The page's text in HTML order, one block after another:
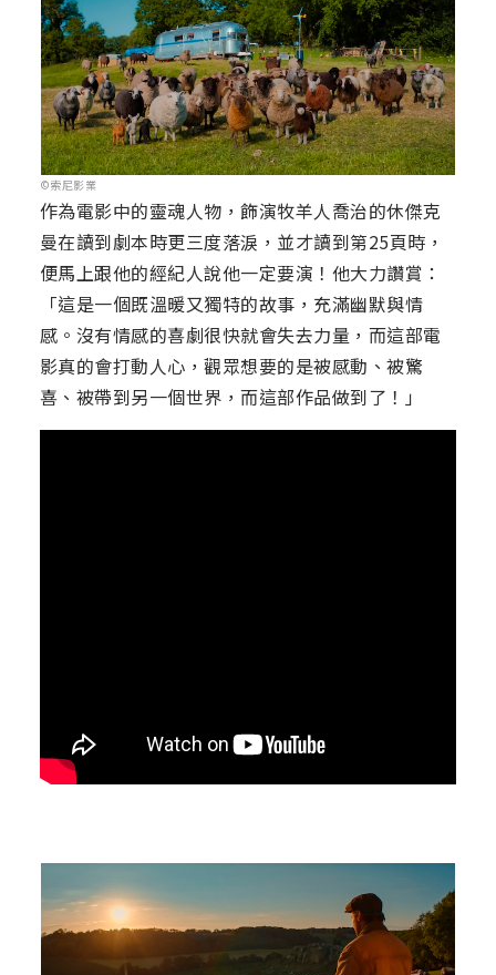
©索尼影業
作為電影中的靈魂人物，飾演牧羊人喬治的休傑克
曼在讀到劇本時更三度落淚，並才讀到第25頁時，
便馬上跟他的經紀人說他一定要演！他大力讚賞：
「這是一個既溫暖又獨特的故事，充滿幽默與情
感。沒有情感的喜劇很快就會失去力量，而這部電
影真的會打動人心，觀眾想要的是被感動、被驚
喜、被帶到另一個世界，而這部作品做到了！」